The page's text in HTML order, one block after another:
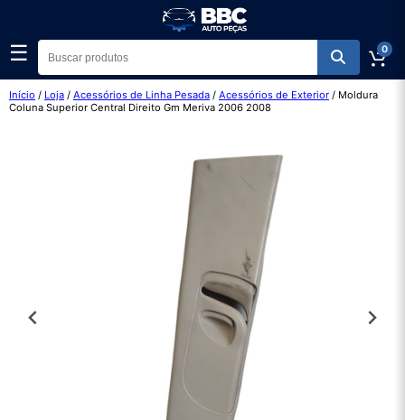
☰ 0
Início / Loja / Acessórios de Linha Pesada / Acessórios de Exterior / Moldura
Coluna Superior Central Direito Gm Meriva 2006 2008